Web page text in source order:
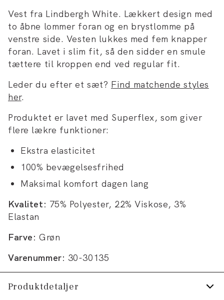
Vest fra Lindbergh White. Lækkert design med
to åbne lommer foran og en brystlomme på
venstre side. Vesten lukkes med fem knapper
foran. Lavet i slim fit, så den sidder en smule
tættere til kroppen end ved regular fit.
Leder du efter et sæt? Find matchende styles
her.
Produktet er lavet med Superflex, som giver
flere lækre funktioner:
Ekstra elasticitet
100% bevægelsesfrihed
Maksimal komfort dagen lang
Kvalitet: 75% Polyester, 22% Viskose, 3%
Elastan
Farve: Grøn
Varenummer: 30-30135
Produktdetaljer